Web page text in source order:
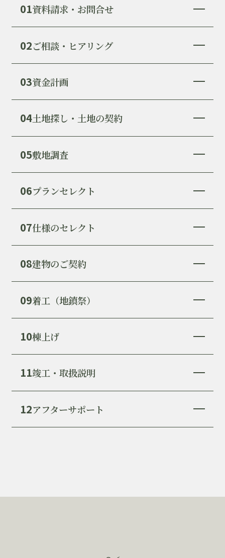
01資料請求・お問合せ
02ご相談・ヒアリング
03資金計画
04土地探し・土地の契約
05敷地調査
06プランセレクト
07仕様のセレクト
08建物のご契約
09着工（地鎮祭）
10棟上げ
11竣工・取扱説明
12アフターサポート